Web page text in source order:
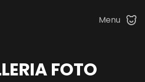
Menu
FOTO